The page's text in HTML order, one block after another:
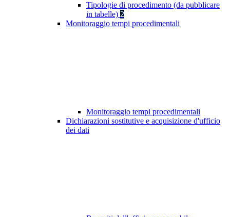
Tipologie di procedimento (da pubblicare
in tabelle) 2
Monitoraggio tempi procedimentali
Monitoraggio tempi procedimentali
Dichiarazioni sostitutive e acquisizione d'ufficio
dei dati